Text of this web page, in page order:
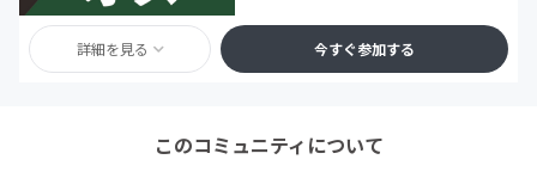
詳細を見る 今すぐ参加する
このコミュニティについて